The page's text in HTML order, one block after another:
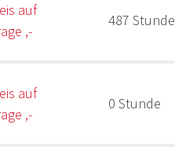
auf
,-
487 Stunde
auf
,-
0 Stunde